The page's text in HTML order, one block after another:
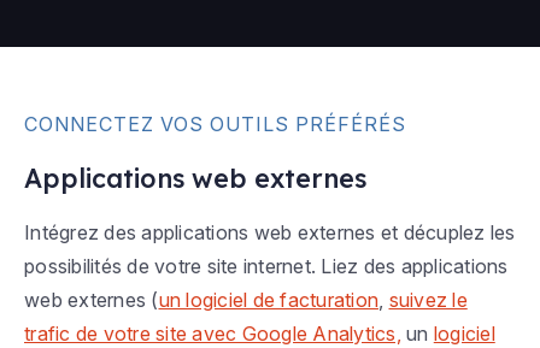
CONNECTEZ VOS OUTILS PRÉFÉRÉS
Applications web externes
Intégrez des applications web externes et décuplez les
possibilités de votre site internet. Liez des applications
web externes (un logiciel de facturation, suivez le
trafic de votre site avec Google Analytics, un logiciel